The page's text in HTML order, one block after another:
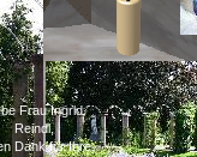
Frau Ingrid
Reindl,
Dank für Ihre